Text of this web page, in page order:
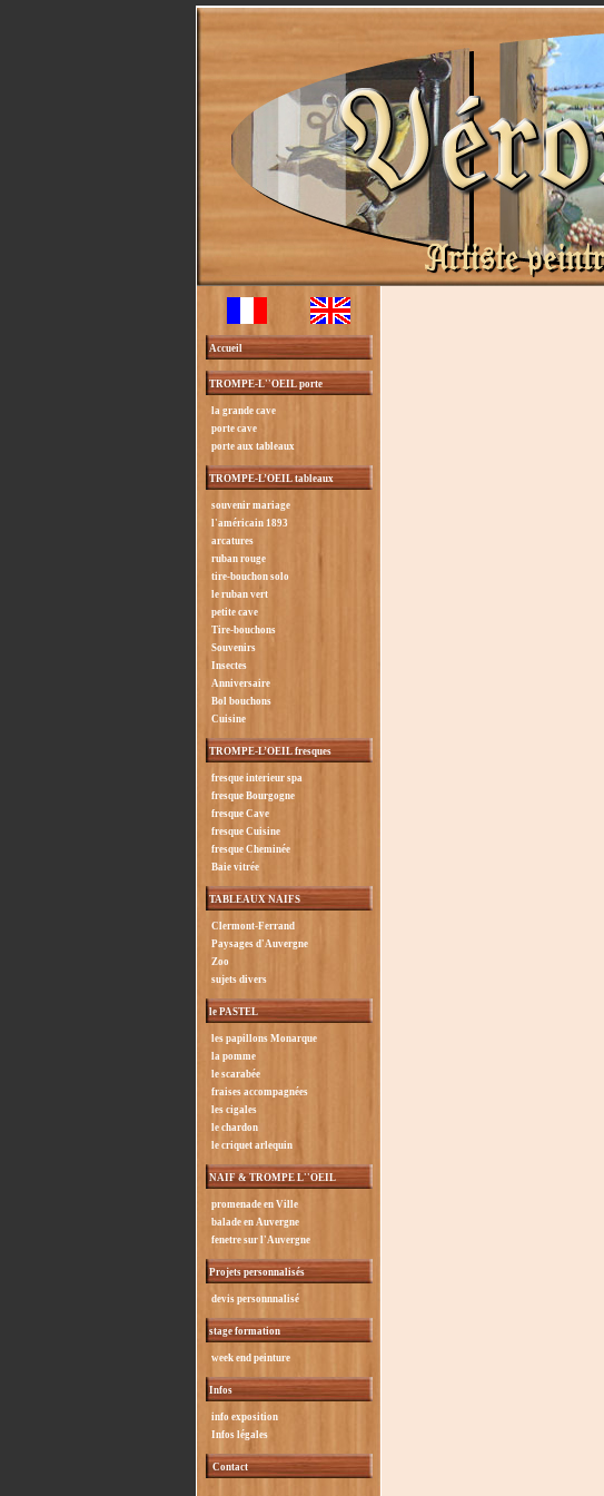
Accueil
TROMPE-L''OEIL porte
la grande cave
porte cave
porte aux tableaux
TROMPE-L’OEIL tableaux
souvenir mariage
l'américain 1893
arcatures
ruban rouge
tire-bouchon solo
le ruban vert
petite cave
Tire-bouchons
Souvenirs
Insectes
Anniversaire
Bol bouchons
Cuisine
TROMPE-L’OEIL fresques
fresque interieur spa
fresque Bourgogne
fresque Cave
fresque Cuisine
fresque Cheminée
Baie vitrée
TABLEAUX NAIFS
Clermont-Ferrand
Paysages d'Auvergne
Zoo
sujets divers
le PASTEL
les papillons Monarque
la pomme
le scarabée
fraises accompagnées
les cigales
le chardon
le criquet arlequin
NAIF & TROMPE L''OEIL
promenade en Ville
balade en Auvergne
fenetre sur l'Auvergne
Projets personnalisés
devis personnnalisé
stage formation
week end peinture
Infos
info exposition
Infos légales
Contact